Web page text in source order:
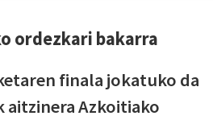
ordezkari bakarra
finala jokatuko da
Azkoitiako